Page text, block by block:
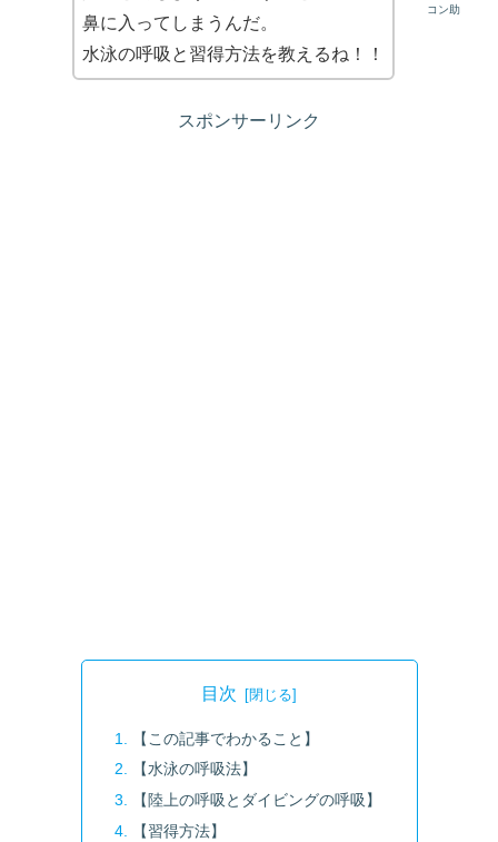
コン助
鼻に入ってしまうんだ。
水泳の呼吸と習得方法を教えるね！！
スポンサーリンク
目次
【この記事でわかること】
【水泳の呼吸法】
【陸上の呼吸とダイビングの呼吸】
【習得方法】